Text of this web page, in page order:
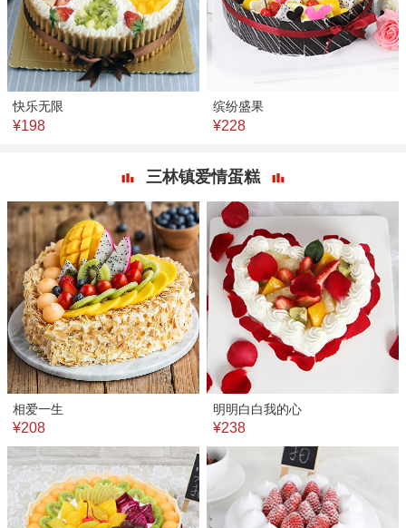
快乐无限
¥198
缤纷盛果
¥228
三林镇爱情蛋糕
相爱一生
¥208
明明白白我的心
¥238